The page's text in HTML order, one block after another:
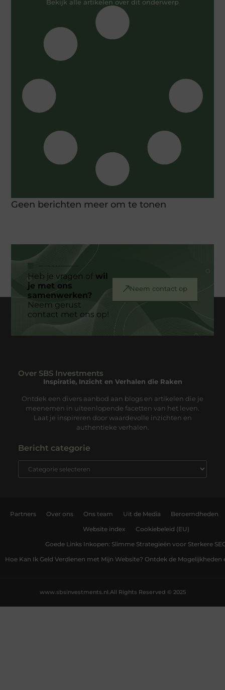
Bekijk alle artikelen over dit onderwerp
Geen berichten meer om te tonen
Heb je vragen ofwil
je met ons
samenwerken?
Neem gerust
contact met ons op!
Neem contact op
Over SBS Investments
Inspiratie, Inzicht en Verhalen die Raken
Ontdek een divers aanbod aan blogs en artikelen die je
meenemen in uiteenlopende facetten van het leven.
Laat je inspireren door waardevolle inzichten en
authentieke verhalen.
Bericht categorie
Partners Over ons Ons team Uit de Media Beroemdheden
Website index Cookiebeleid (EU)
Goede Links Inkopen: Slimme Strategieën voor Sterkere
Hoe Kan Ik Geld Verdienen met Mijn Website? Ontdek de Mogelijkheden
All Rights Reserved © 2025
www.sbsinvestments.nl.